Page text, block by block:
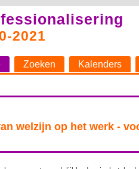
2021
Zoeken Kalenders
welzijn op het werk -